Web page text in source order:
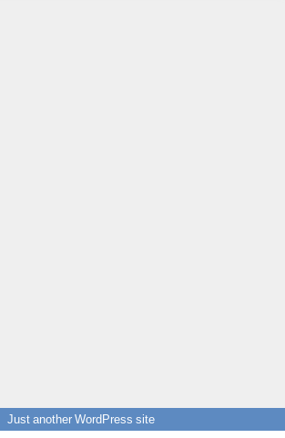
Just another WordPress site